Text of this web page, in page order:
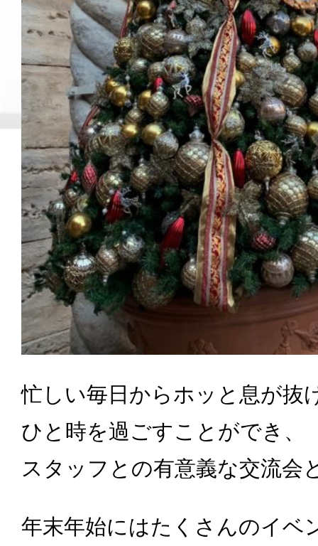
忙しい毎日からホッと息が抜
ひと時を過ごすことができ、
スタッフとの有意義な交流会
年末年始にはたくさんのイベ